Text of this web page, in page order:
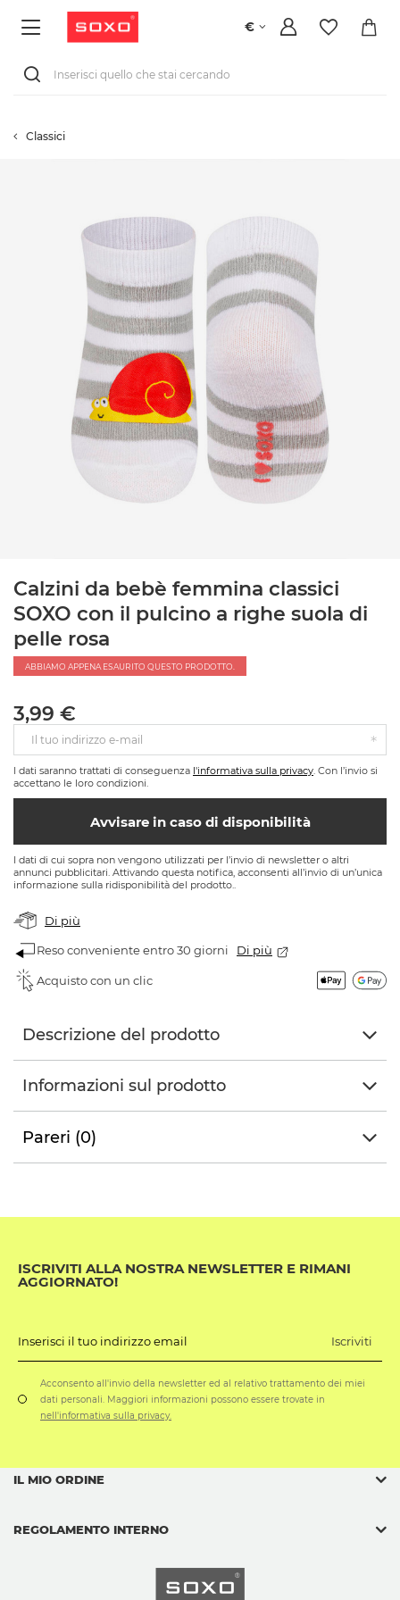
€
Classici
Calzini da bebè femmina classici
SOXO con il pulcino a righe suola di
pelle rosa
ABBIAMO APPENA ESAURITO QUESTO PRODOTTO.
3,99 €
Il tuo indirizzo e-mail
I dati saranno trattati di conseguenza l'informativa sulla privacy. Con l’invio si
accettano le loro condizioni.
Avvisare in caso di disponibilità
I dati di cui sopra non vengono utilizzati per l’invio di newsletter o altri
annunci pubblicitari. Attivando questa notifica, acconsenti all’invio di un’unica
informazione sulla ridisponibilità del prodotto..
Di più
Reso conveniente entro 30 giorni Di più
Acquisto con un clic
Descrizione del prodotto
Informazioni sul prodotto
Pareri (0)
ISCRIVITI ALLA NOSTRA NEWSLETTER E RIMANI
AGGIORNATO!
Inserisci il tuo indirizzo email Iscriviti
Acconsento all'invio della newsletter ed al relativo trattamento dei miei
dati personali. Maggiori informazioni possono essere trovate in
nell'informativa sulla privacy.
IL MIO ORDINE
REGOLAMENTO INTERNO